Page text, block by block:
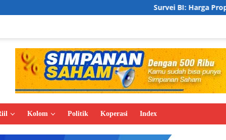
Survei BI: Harga Properti Residensial
Kolom Politik Koperasi Index